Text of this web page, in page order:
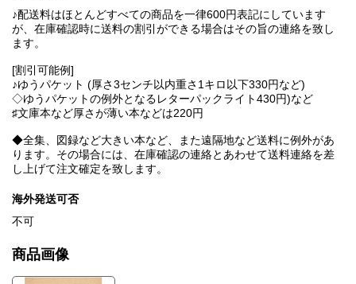
♪配送料はほとんどすべての商品を一律600円表記にしています
が、在庫確認時に送料の割引ができる場合はその旨の連絡を致し
ます。
[割引可能例]
♪ゆうパケット (厚さ3センチ以内重さ1キロ以下330円など)
◇ゆうパケットの例外となるレターパックライト430円)など
♯文庫本など厚さが薄い本などは220円
◆全集、図録など大きい本など、また遠隔地など送料に例外があ
ります。その場合には、在庫確認の連絡とあわせて送料連絡を差
し上げて注文確定を致します。
海外発送可否
不可
商品画像